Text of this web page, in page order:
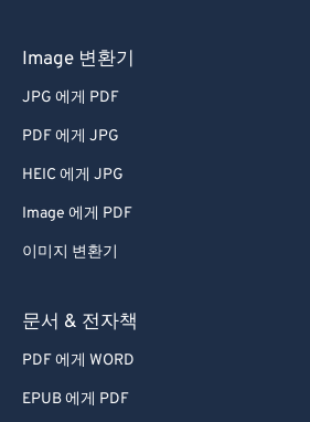
Image 변환기
JPG 에게 PDF
PDF 에게 JPG
HEIC 에게 JPG
Image 에게 PDF
이미지 변환기
문서 & 전자책
PDF 에게 WORD
EPUB 에게 PDF